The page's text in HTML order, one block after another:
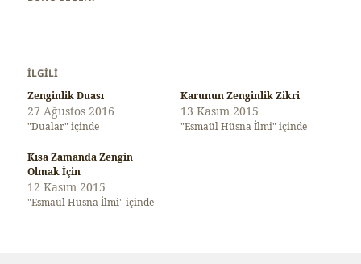
İLGILI
Zenginlik Duası
27 Ağustos 2016
"Dualar" içinde
Karunun Zenginlik Zikri
13 Kasım 2015
"Esmaül Hüsna İlmi" içinde
Kısa Zamanda Zengin
Olmak İçin
12 Kasım 2015
"Esmaül Hüsna İlmi" içinde